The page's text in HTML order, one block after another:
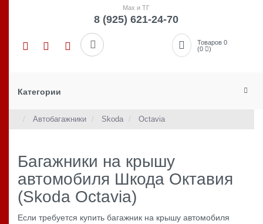
Max и ТГ
8 (925) 621-24-70
Товаров 0
(0
)
Категории
Автобагажники Skoda Octavia
Багажники на крышу
автомобиля Шкода Октавия
(Skoda Octavia)
Если требуется купить багажник на крышу автомобиля